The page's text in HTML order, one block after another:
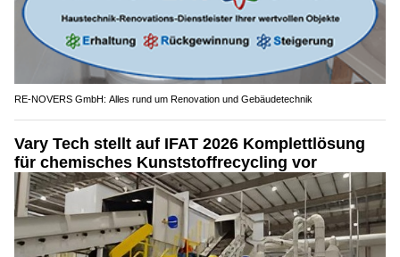
RE-NOVERS GmbH: Alles rund um Renovation und Gebäudetechnik
Vary Tech stellt auf IFAT 2026 Komplettlösung
für chemisches Kunststoffrecycling vor